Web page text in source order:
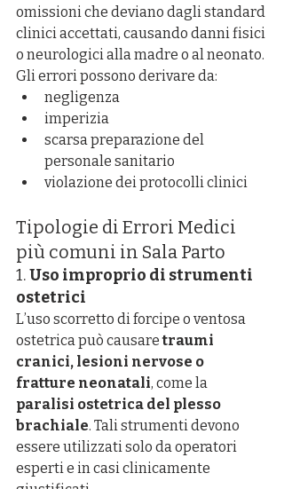
omissioni che deviano dagli standard
clinici accettati, causando danni fisici
o neurologici alla madre o al neonato.
Gli errori possono derivare da:
negligenza
imperizia
scarsa preparazione del
personale sanitario
violazione dei protocolli clinici
Tipologie di Errori Medici
più comuni in Sala Parto
1. Uso improprio di strumenti
ostetrici
L’uso scorretto di forcipe o ventosa
ostetrica può causare traumi
cranici, lesioni nervose o
fratture neonatali, come la
paralisi ostetrica del plesso
brachiale. Tali strumenti devono
essere utilizzati solo da operatori
esperti e in casi clinicamente